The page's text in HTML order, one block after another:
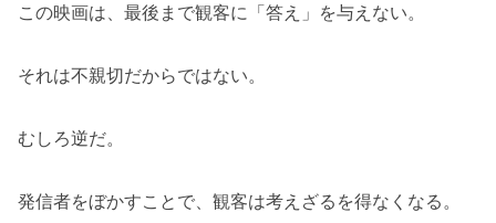
この映画は、最後まで観客に「答え」を与えない。
それは不親切だからではない。
むしろ逆だ。
発信者をぼかすことで、観客は考えざるを得なくなる。